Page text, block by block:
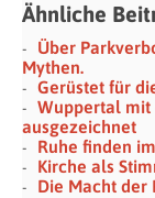
Ähnliche
Über
Mythen.
Gerüstet für
Wuppertal mit
ausgezeichnet
Ruhe finden
Kirche als
Die Macht der